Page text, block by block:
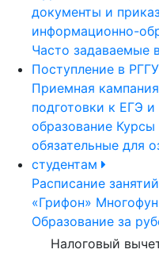
документы и
информационно-
Часто задаваемые
Поступление в РГГУ
Приемная
подготовки к ЕГЭ
образование Курсы
обязательные для
студентам
Расписание занятий
«Грифон»
Образование за
Налоговый